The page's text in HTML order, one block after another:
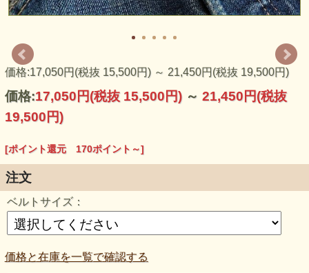
お客様のお好みの長さに制作するサイズオーダーベルトで
す。ご希望の長さをお選びください。
価格:17,050円(税抜 15,500円) ～ 21,450円(税抜 19,500円)
価格:17,050円(税抜 15,500円) ～ 21,450円(税抜
19,500円)
[ポイント還元 170ポイント～]
注文
ベルトサイズ：
価格と在庫を一覧で確認する